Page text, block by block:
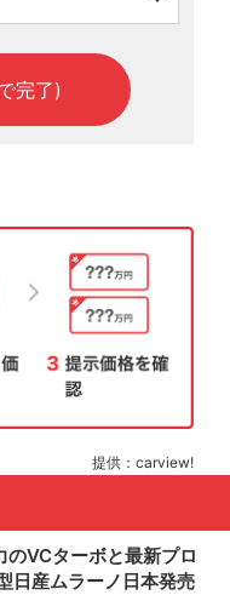
完了)
提供：carview!
VCターボと最新プロ
日産ムラーノ日本発売